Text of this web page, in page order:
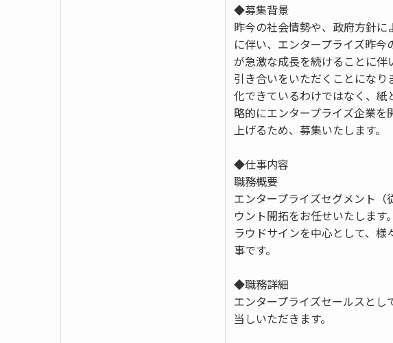
◆募集背景
昨今の社会情勢や、政府方針
に伴い、エンタープライズ昨
が急激な成長を続けることに
引き合いをいただくことにな
化できているわけではなく、
略的にエンタープライズ企業
上げるため、募集いたします。
◆仕事内容
職務概要
エンタープライズセグメント
ウント開拓をお任せいたしま
ラウドサインを中心として、
事です。
◆職務詳細
エンタープライズセールスと
当しいただきます。